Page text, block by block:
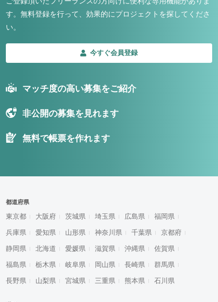
す。 無料登録を行って、効果的にプロジェクトを探してくださ
い。
今すぐ会員登録
マッチ度の高い募集をご紹介
非公開の募集を見れます
無料で帳票を作れます
都道府県
東京都 大阪府 茨城県 埼玉県 広島県 福岡県
兵庫県 愛知県 山形県 神奈川県 千葉県 京都府
静岡県 北海道 愛媛県 滋賀県 沖縄県 佐賀県
福島県 栃木県 岐阜県 岡山県 長崎県 群馬県
長野県 山梨県 宮城県 三重県 熊本県 石川県